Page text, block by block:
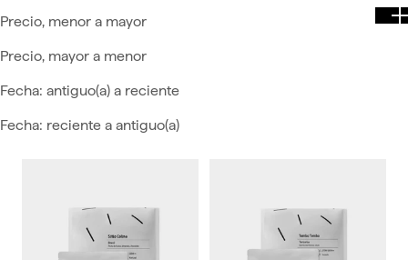
Precio, menor a mayor
Precio, mayor a menor
Fecha: antiguo(a) a reciente
Fecha: reciente a antiguo(a)